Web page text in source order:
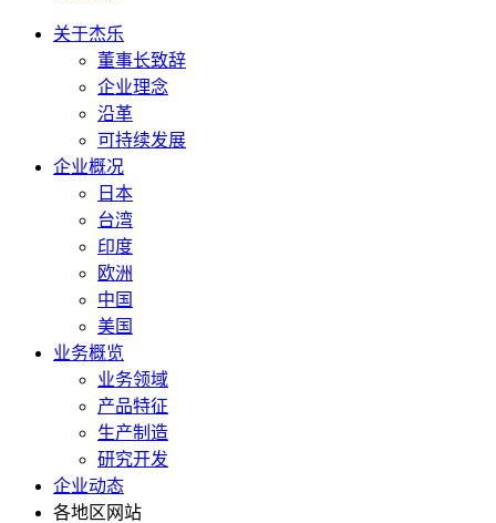
关于杰乐
董事长致辞
企业理念
沿革
可持续发展
企业概况
日本
台湾
印度
欧洲
中国
美国
业务概览
业务领域
产品特征
生产制造
研究开发
企业动态
各地区网站